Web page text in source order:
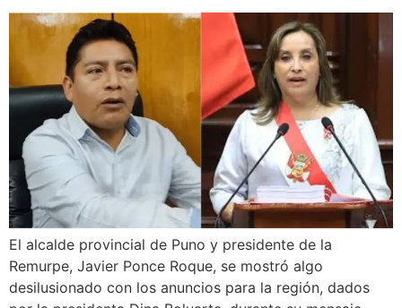
El alcalde provincial de Puno y presidente de la
Remurpe, Javier Ponce Roque, se mostró algo
desilusionado con los anuncios para la región, dados